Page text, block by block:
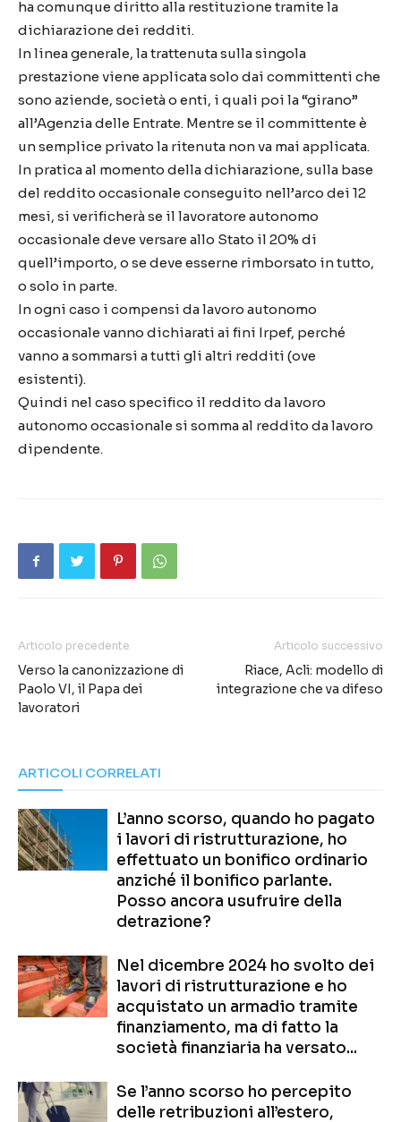
ha comunque diritto alla restituzione tramite la
dichiarazione dei redditi.
In linea generale, la trattenuta sulla singola
prestazione viene applicata solo dai committenti che
sono aziende, società o enti, i quali poi la “girano”
all’Agenzia delle Entrate. Mentre se il committente è
un semplice privato la ritenuta non va mai applicata.
In pratica al momento della dichiarazione, sulla base
del reddito occasionale conseguito nell’arco dei 12
mesi, si verificherà se il lavoratore autonomo
occasionale deve versare allo Stato il 20% di
quell’importo, o se deve esserne rimborsato in tutto,
o solo in parte.
In ogni caso i compensi da lavoro autonomo
occasionale vanno dichiarati ai fini Irpef, perché
vanno a sommarsi a tutti gli altri redditi (ove
esistenti).
Quindi nel caso specifico il reddito da lavoro
autonomo occasionale si somma al reddito da lavoro
dipendente.
Articolo precedente
Verso la canonizzazione di
Paolo VI, il Papa dei
lavoratori
Articolo successivo
Riace, Acli: modello di
integrazione che va difeso
ARTICOLI CORRELATI
L’anno scorso, quando ho pagato
i lavori di ristrutturazione, ho
effettuato un bonifico ordinario
anziché il bonifico parlante.
Posso ancora usufruire della
detrazione?
Nel dicembre 2024 ho svolto dei
lavori di ristrutturazione e ho
acquistato un armadio tramite
finanziamento, ma di fatto la
società finanziaria ha versato...
Se l’anno scorso ho percepito
delle retribuzioni all’estero,